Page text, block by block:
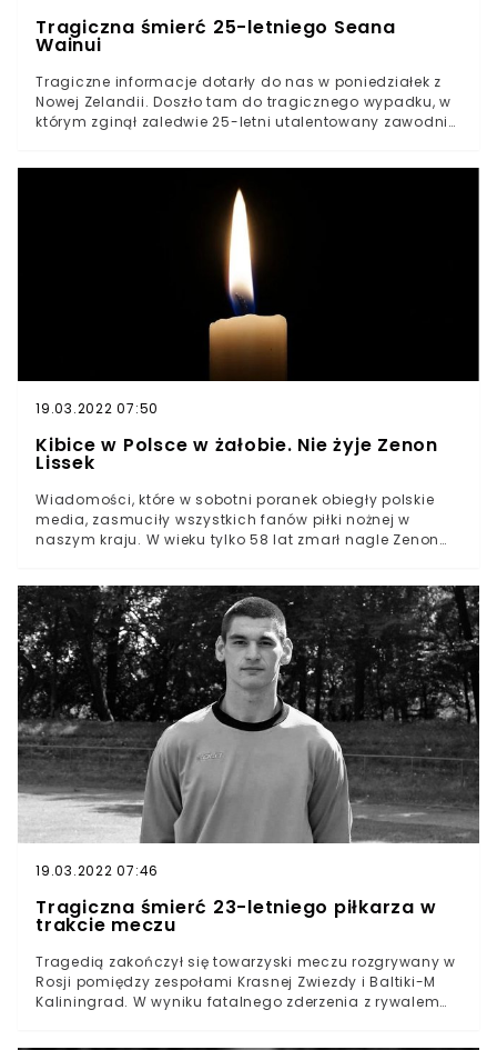
Tragiczna śmierć 25-letniego Seana
Wainui
Tragiczne informacje dotarły do nas w poniedziałek z
Nowej Zelandii. Doszło tam do tragicznego wypadku, w
którym zginął zaledwie 25-letni utalentowany zawodnik
wypadku samochodowym zginął Sean Wainiu, znany
zawodnik rugbyMężczyzna zostawił żonę i osierocił dwie
malutkie córkiTragedia w Nowej Zelandii. Tamtejsi
kibice opłakują śmierć 25-letniego Seana Wainui.
Mężczyzna był znanym zawodnikiem rugby. Niestety
19.03.2022 07:50
Kibice w Polsce w żałobie. Nie żyje Zenon
Lissek
Wiadomości, które w sobotni poranek obiegły polskie
media, zasmuciły wszystkich fanów piłki nożnej w
naszym kraju. W wieku tylko 58 lat zmarł nagle Zenon
zawodnik Górnika Zabrze. Zdobył m.in. kapitalną
bramkę przeciwko Juventusowi Turyn. Wiadomości o
śmierci Zenona Lisska wstrząsnęły kibicami w
PolsceByły gracz Szombierek Bytom i Górnika Zabrze
zmarł nagle w wieku 58 latLissek w ostatnich latach
zmagał się z szeregiem ciężkich schorzeń oraz
nowotworemWiadomości o nagłej śmierci Zenona
Lisska zasmuciły kibiców w Polsce. Były piłkarz w
ostatnim czasie zmagał się z licznymi problemami
zdrowotnymi. Fani pamiętają go jednak z czasów
wspaniałych występów w lidze i europejskich
pucharach.
19.03.2022 07:46
Tragiczna śmierć 23-letniego piłkarza w
trakcie meczu
Tragedią zakończył się towarzyski meczu rozgrywany w
Rosji pomiędzy zespołami Krasnej Zwiezdy i Baltiki-M
Kaliningrad. W wyniku fatalnego zderzenia z rywalem